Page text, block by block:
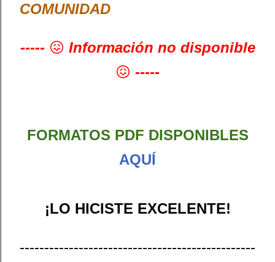
COMUNIDAD
----- 😖 Información no disponible
😖 -----
FORMATOS PDF DISPONIBLES
AQUÍ
¡LO HICISTE EXCELENTE!
------------------------------------------------